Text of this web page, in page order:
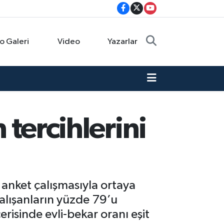
Galeri Video Yazarlar
tercihlerini
çalışmasıyla ortaya
yüzde 79’u
evli-bekar oranı eşit